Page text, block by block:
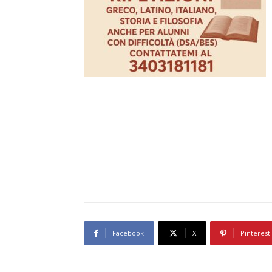
Facebook X Pinterest